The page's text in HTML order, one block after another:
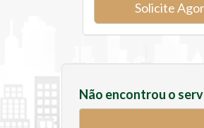
Solicite
Não encontrou o